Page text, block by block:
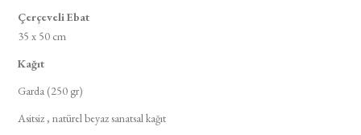
Çerçeveli Ebat​
35 x 50 cm​
Kağıt​
Garda (250 gr)
Asitsiz , natürel beyaz sanatsal kağıt